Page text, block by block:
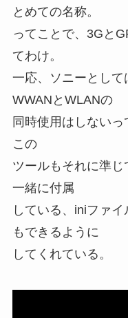
とめての名称。
ってことで、3Gと
てわけ。
一応、ソニーとして
WWANとWLANの
同時使用はしないっ
この
ツールもそれに準じ
一緒に付属
している、iniファ
もできるように
してくれている。